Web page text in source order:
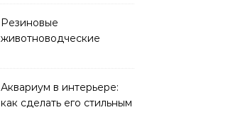
Резиновые
животноводческие
решать
Аквариум в интерьере:
как сделать его стильным